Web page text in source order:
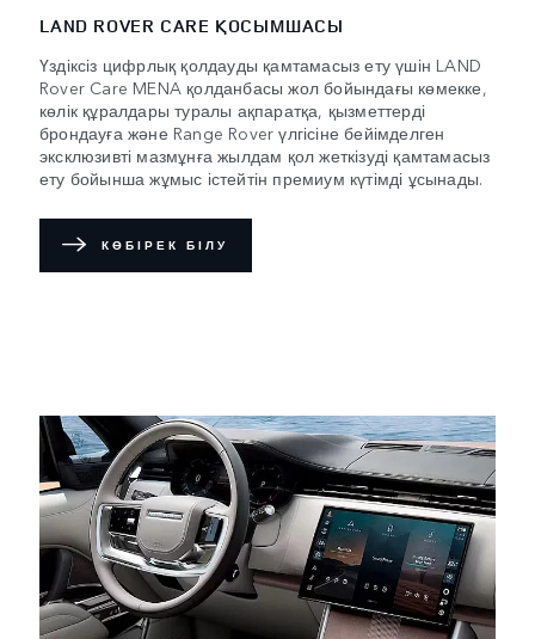
LAND ROVER CARE ҚОСЫМШАСЫ
Үздіксіз цифрлық қолдауды қамтамасыз ету үшін LAND
Rover Care MENA қолданбасы жол бойындағы көмекке,
көлік құралдары туралы ақпаратқа, қызметтерді
брондауға және Range Rover үлгісіне бейімделген
эксклюзивті мазмұнға жылдам қол жеткізуді қамтамасыз
ету бойынша жұмыс істейтін премиум күтімді ұсынады.
КӨБІРЕК БІЛУ